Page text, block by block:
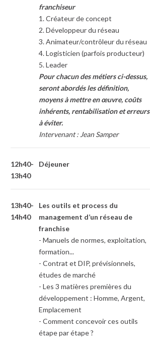
franchiseur
1. Créateur de concept
2. Développeur du réseau
3. Animateur/contrôleur du réseau
4. Logisticien (parfois producteur)
5. Leader
Pour chacun des métiers ci-dessus,
seront abordés les définition,
moyens à mettre en œuvre, coûts
inhérents, rentabilisation et erreurs
à éviter.
Intervenant : Jean Samper
12h40-
13h40
Déjeuner
13h40-
14h40
Les outils et process du
management d’un réseau de
franchise
- Manuels de normes, exploitation,
formation...
- Contrat et DIP, prévisionnels,
études de marché
- Les 3 matières premières du
développement : Homme, Argent,
Emplacement
- Comment concevoir ces outils
étape par étape ?